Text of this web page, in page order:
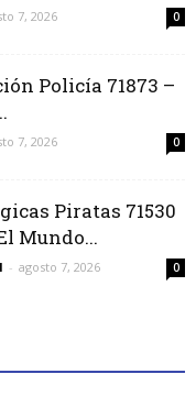
7, 2026 0
Policía 71873 –
7, 2026 0
Piratas 71530
Mundo...
- agosto 7, 2026 0